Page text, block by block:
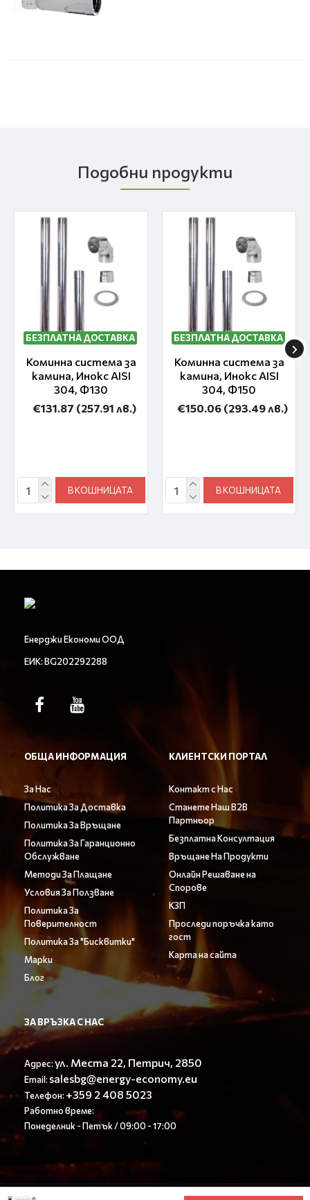
Подобни продукти
БЕЗПЛАТНА ДОСТАВКА
Коминна система за
камина, Инокс AISI
304, Ф130
€131.87 (257.91 лв.)
В КОШНИЦАТА
БЕЗПЛАТНА ДОСТАВКА
Коминна система за
камина, Инокс AISI
304, Ф150
€150.06 (293.49 лв.)
В КОШНИЦАТА
Енерджи Економи ООД
ЕИК: BG202292288
ОБЩА ИНФОРМАЦИЯ
За Нас
Политика За Доставка
Политика За Връщане
Политика За Гаранционно
Обслужване
Методи За Плащане
Условия За Ползване
Политика За
Поверителност
Политика За "Бисквитки"
Марки
Блог
КЛИЕНТСКИ ПОРТАЛ
Контакт с Нас
Станете Наш B2B
Партньор
Безплатна Консултация
Връщане На Продукти
Онлайн Решаване на
Спорове
КЗП
Проследи поръчка като
гост
Карта на сайта
ЗА ВРЪЗКА С НАС
Адрес:ул. Места 22, Петрич, 2850
Email: salesbg@energy-economy.eu
Телефон: +359 2 408 5023
Работно време:
Понеделник - Петък / 09:00 - 17:00